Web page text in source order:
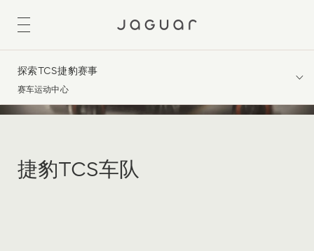
探索TCS捷豹赛事
赛车运动中心
捷豹TCS车队